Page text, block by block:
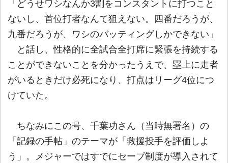
「どうせワシなんか3割をコンスタントに打つこと
ないし、首位打者なんて狙えない。四番だろうが、
九番だろうが、ワシのバッティングしかできない」
と話し、性格的に全試合全打席に緊張を持続する
ことができないことを分かったうえで、塁上に走者
がいるときだけ必死になり、打点はリーグ4位につ
けていた。
ちなみにこの号、千葉功さん（当時無署名）の
「記録の手帖」のテーマが「救援投手を評価しよ
う」。メジャーではすでにセーブ制度が導入されて